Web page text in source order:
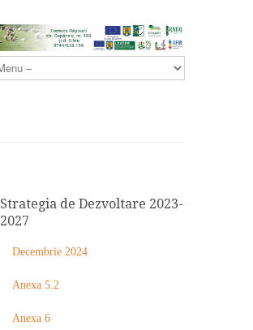
Strategia de Dezvoltare 2023-
2027
Decembrie 2024
Anexa 5.2
Anexa 6